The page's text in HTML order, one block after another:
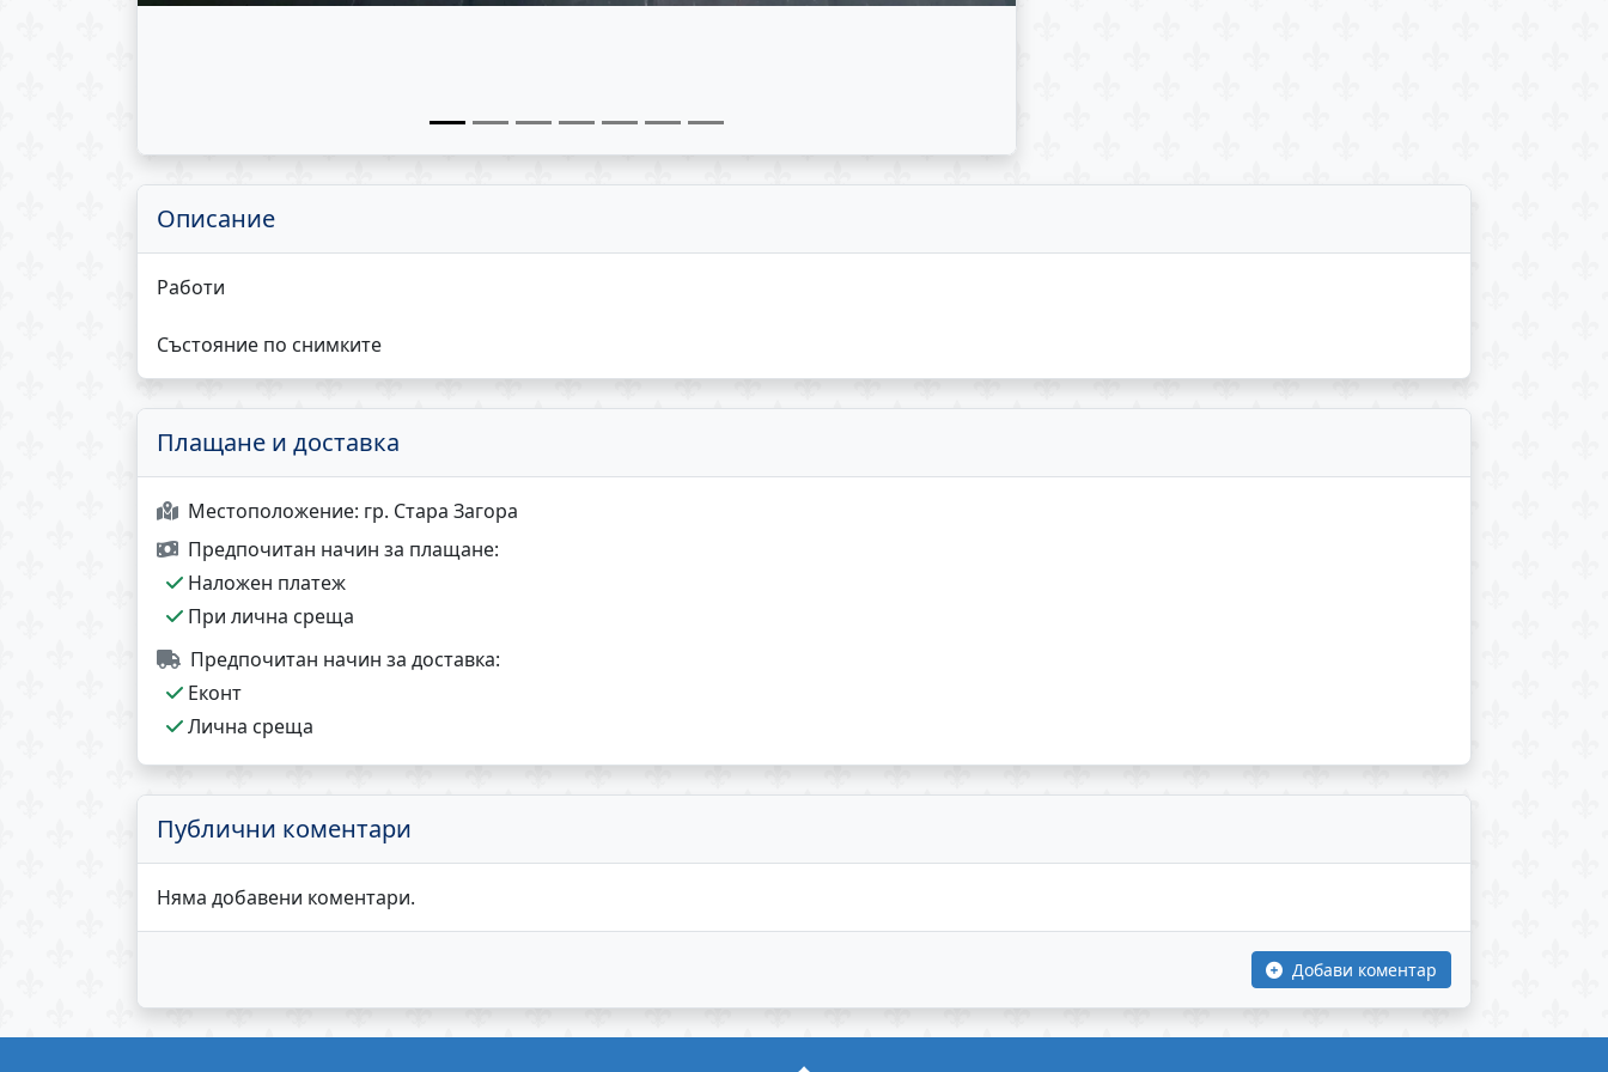
Описание
Работи
Състояние по снимките
Плащане и доставка
Местоположение: гр. Стара Загора
Предпочитан начин за плащане:
Наложен платеж
При лична среща
Предпочитан начин за доставка:
Еконт
Лична среща
Публични коментари
Няма добавени коментари.
Добави коментар